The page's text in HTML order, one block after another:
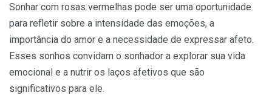
Sonhar com rosas vermelhas pode ser uma oportunidade
para refletir sobre a intensidade das emoções, a
importância do amor e a necessidade de expressar afeto.
Esses sonhos convidam o sonhador a explorar sua vida
emocional e a nutrir os laços afetivos que são
significativos para ele.